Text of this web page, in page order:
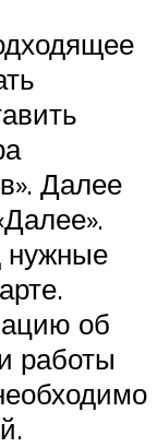
Далее
нужные
об
работы